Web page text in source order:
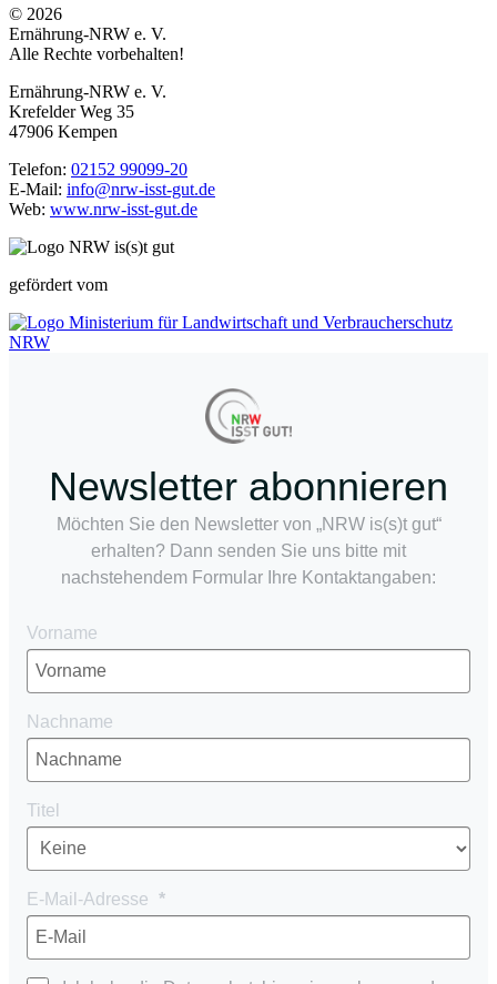
© 2026
Ernährung-NRW e. V.
Alle Rechte vorbehalten!
Ernährung-NRW e. V.
Krefelder Weg 35
47906 Kempen
Telefon: 02152 99099-20
E-Mail: info@nrw-isst-gut.de
Web: www.nrw-isst-gut.de
gefördert vom
Newsletter abonnieren
Möchten Sie den Newsletter von „NRW is(s)t gut“
erhalten? Dann senden Sie uns bitte mit
nachstehendem Formular Ihre Kontaktangaben:
Vorname
Nachname
Titel
E-Mail-Adresse